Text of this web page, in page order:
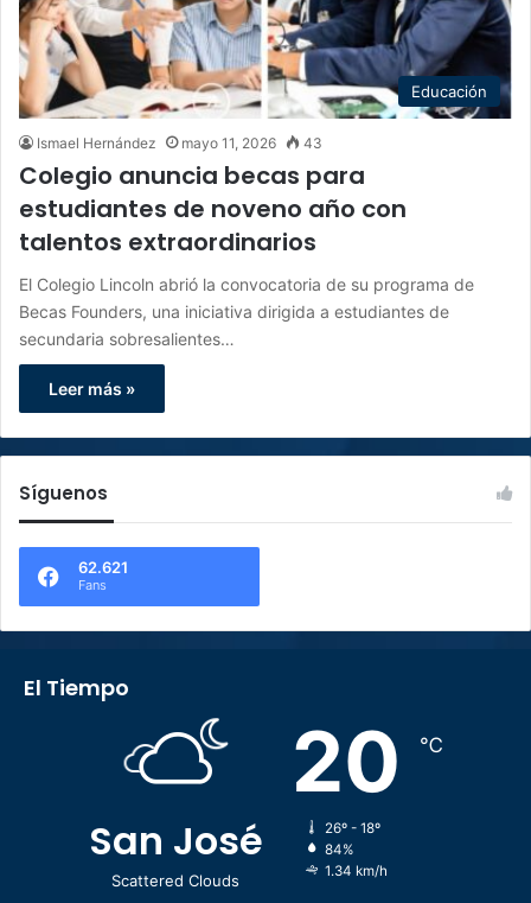
Educación
Ismael Hernández mayo 11, 2026 43
Colegio anuncia becas para
estudiantes de noveno año con
talentos extraordinarios
El Colegio Lincoln abrió la convocatoria de su programa de
Becas Founders, una iniciativa dirigida a estudiantes de
secundaria sobresalientes…
Leer más »
Síguenos
62.621
Fans
El Tiempo
San José
Scattered Clouds
20 ℃
26º - 18º
84%
1.34 km/h